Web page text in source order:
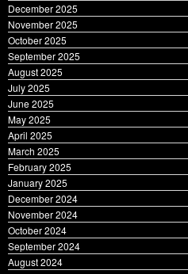
December 2025
November 2025
October 2025
September 2025
August 2025
July 2025
June 2025
May 2025
April 2025
March 2025
February 2025
January 2025
December 2024
November 2024
October 2024
September 2024
August 2024